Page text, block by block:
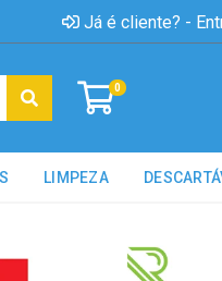
Já é cliente? -
0
LIMPEZA